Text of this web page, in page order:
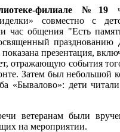
филиале №19
совместно с
час общения "Есть
презентация,
отражающую события
Затем был небольшой
«Бывалово»: дети
ветеранам были
на мероприятии.